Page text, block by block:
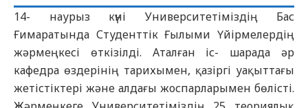
14- наурыз күні Университетіміздің Бас
Ғимаратында Студенттік Ғылыми Үйірмелердің
жәрмеңкесі өткізілді. Аталған іс- шарада әр
кафедра өздерінің тарихымен, қазіргі уақыттағы
жетістіктері және алдағы жоспарларымен бөлісті.